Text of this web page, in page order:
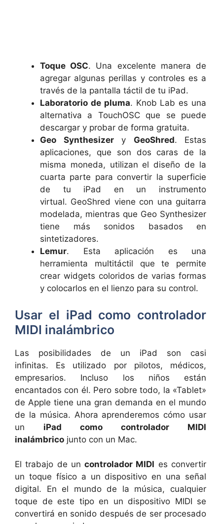
Toque OSC. Una excelente manera de
agregar algunas perillas y controles es a
través de la pantalla táctil de tu iPad.
Laboratorio de pluma. Knob Lab es una
alternativa a TouchOSC que se puede
descargar y probar de forma gratuita.
Geo Synthesizery GeoShred. Estas
aplicaciones, que son dos caras de la
misma moneda, utilizan el diseño de la
cuarta parte para convertir la superficie
de tu iPad en un instrumento
virtual. GeoShred viene con una guitarra
modelada, mientras que Geo Synthesizer
tiene más sonidos basados ​​en
sintetizadores.
Lemur. Esta aplicación es una
herramienta multitáctil que te permite
crear widgets coloridos de varias formas
y colocarlos en el lienzo para su control.
Usar el iPad como controlador
MIDI inalámbrico
Las posibilidades de un iPad son casi
infinitas. Es utilizado por pilotos, médicos,
empresarios. Incluso los niños están
encantados con él. Pero sobre todo, la «Tablet»
de Apple tiene una gran demanda en el mundo
de la música. Ahora aprenderemos cómo usar
un iPad como controlador MIDI
inalámbrico junto con un Mac.
El trabajo de uncontrolador MIDI es convertir
un toque físico a un dispositivo en una señal
digital. En el mundo de la música, cualquier
toque de este tipo en un dispositivo MIDI se
convertirá en sonido después de ser procesado